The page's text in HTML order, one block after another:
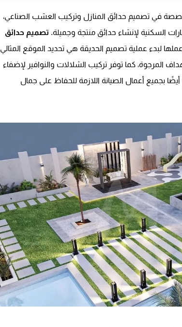
في تصميم حدائق المنازل وتركيب العشب الصناعي،
السكنية لإنشاء حدائق منتجة وجميلة. تصميم حدائق
لبدء عملية تصميم الحديقة هي تحديد الموقع المثالي
المرجوة، كما توفر تركيب الشلالات والنوافير لإضفاء
بجميع أعمال الصيانة اللازمة للحفاظ على جمال